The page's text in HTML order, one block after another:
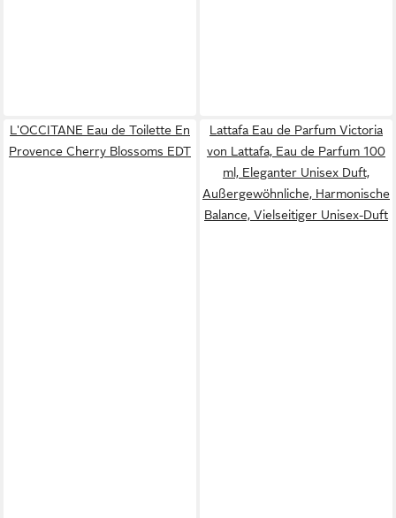
L'OCCITANE Eau de Toilette En
Provence Cherry Blossoms EDT
Lattafa Eau de Parfum Victoria
von Lattafa, Eau de Parfum 100
ml, Eleganter Unisex Duft,
Außergewöhnliche, Harmonische
Balance, Vielseitiger Unisex-Duft